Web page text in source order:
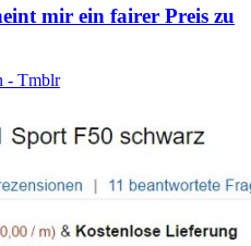
mir ein fairer Preis zu
- Tmblr